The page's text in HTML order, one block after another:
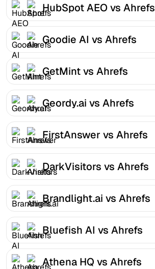
HubSpot AEO vs Ahrefs
Goodie AI vs Ahrefs
GetMint vs Ahrefs
Geordy.ai vs Ahrefs
FirstAnswer vs Ahrefs
DarkVisitors vs Ahrefs
Brandlight.ai vs Ahrefs
Bluefish AI vs Ahrefs
Athena HQ vs Ahrefs